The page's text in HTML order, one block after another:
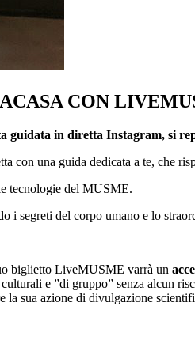
CON
guidata in diretta Instagram, si
con una guida dedicata a te, che
tecnologie del MUSME.
i segreti del corpo umano e lo
biglietto LiveMUSME varrà un
e ”di gruppo” senza alcun
sua azione di divulgazione